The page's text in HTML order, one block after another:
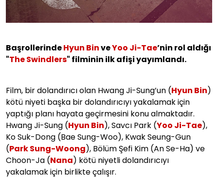
BaşrollerindeHyun BinveYoo Ji-Tae’nin rol aldığı
"The Swindlers" filminin ilk afişi yayımlandı.
Film, bir dolandırıcı olan Hwang Ji-Sung’un (Hyun Bin)
kötü niyeti başka bir dolandırıcıyı yakalamak için
yaptığı planı hayata geçirmesini konu almaktadır.
Hwang Ji-Sung (Hyun Bin), Savcı Park (Yoo Ji-Tae),
Ko Suk-Dong (Bae Sung-Woo), Kwak Seung-Gun
(Park Sung-Woong), Bölüm Şefi Kim (An Se-Ha) ve
Choon-Ja (Nana) kötü niyetli dolandırıcıyı
yakalamak için birlikte çalışır.